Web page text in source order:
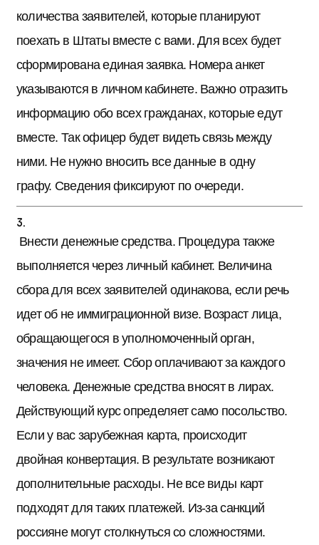
количества заявителей, которые планируют
поехать в Штаты вместе с вами. Для всех будет
сформирована единая заявка. Номера анкет
указываются в личном кабинете. Важно отразить
информацию обо всех гражданах, которые едут
вместе. Так офицер будет видеть связь между
ними. Не нужно вносить все данные в одну
графу. Сведения фиксируют по очереди.
Внести денежные средства. Процедура также
выполняется через личный кабинет. Величина
сбора для всех заявителей одинакова, если речь
идет об не иммиграционной визе. Возраст лица,
обращающегося в уполномоченный орган,
значения не имеет. Сбор оплачивают за каждого
человека. Денежные средства вносят в лирах.
Действующий курс определяет само посольство.
Если у вас зарубежная карта, происходит
двойная конвертация. В результате возникают
дополнительные расходы. Не все виды карт
подходят для таких платежей. Из-за санкций
россияне могут столкнуться со сложностями.